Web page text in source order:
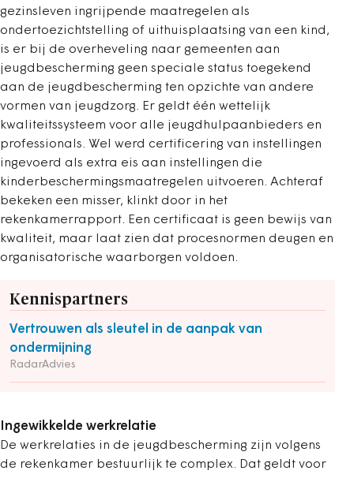
gezinsleven ingrijpende maatregelen als
ondertoezichtstelling of uithuisplaatsing van een kind,
is er bij de overheveling naar gemeenten aan
jeugdbescherming geen speciale status toegekend
aan de jeugdbescherming ten opzichte van andere
vormen van jeugdzorg. Er geldt één wettelijk
kwaliteitssysteem voor alle jeugdhulpaanbieders en
professionals. Wel werd certificering van instellingen
ingevoerd als extra eis aan instellingen die
kinderbeschermingsmaatregelen uitvoeren. Achteraf
bekeken een misser, klinkt door in het
rekenkamerrapport. Een certificaat is geen bewijs van
kwaliteit, maar laat zien dat procesnormen deugen en
organisatorische waarborgen voldoen.
Kennispartners
Vertrouwen als sleutel in de aanpak van
ondermijning
RadarAdvies
Ingewikkelde werkrelatie
De werkrelaties in de jeugdbescherming zijn volgens
de rekenkamer bestuurlijk te complex. Dat geldt voor